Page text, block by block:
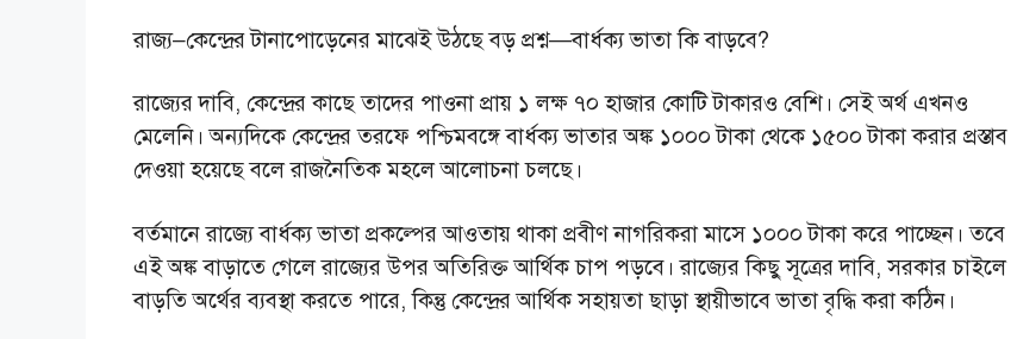
রাজ্য–কেন্দ্রের টানাপোড়েনের মাঝেই উঠছে বড় প্রশ্ন—বার্ধক্য ভাতা কি বাড়বে?
রাজ্যের দাবি, কেন্দ্রের কাছে তাদের পাওনা প্রায় ১ লক্ষ ৭০ হাজার কোটি টাকারও বেশি। সেই অর্থ এখনও
মেলেনি। অন্যদিকে কেন্দ্রের তরফে পশ্চিমবঙ্গে বার্ধক্য ভাতার অঙ্ক ১০০০ টাকা থেকে ১৫০০ টাকা করার প্রস্তাব
দেওয়া হয়েছে বলে রাজনৈতিক মহলে আলোচনা চলছে।
বর্তমানে রাজ্যে বার্ধক্য ভাতা প্রকল্পের আওতায় থাকা প্রবীণ নাগরিকরা মাসে ১০০০ টাকা করে পাচ্ছেন। তবে
এই অঙ্ক বাড়াতে গেলে রাজ্যের উপর অতিরিক্ত আর্থিক চাপ পড়বে। রাজ্যের কিছু সূত্রের দাবি, সরকার চাইলে
বাড়তি অর্থের ব্যবস্থা করতে পারে, কিন্তু কেন্দ্রের আর্থিক সহায়তা ছাড়া স্থায়ীভাবে ভাতা বৃদ্ধি করা কঠিন।